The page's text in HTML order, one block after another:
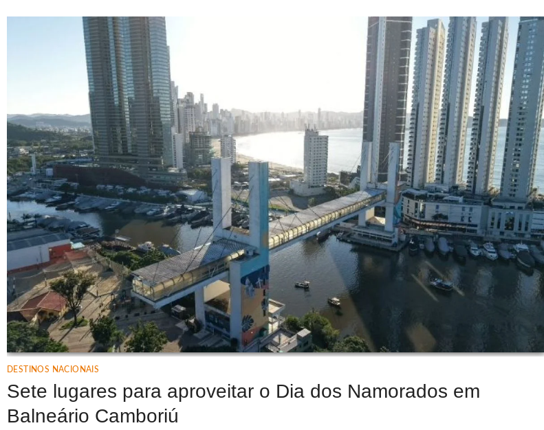
DESTINOS NACIONAIS
Sete lugares para aproveitar o Dia dos Namorados em
Balneário Camboriú